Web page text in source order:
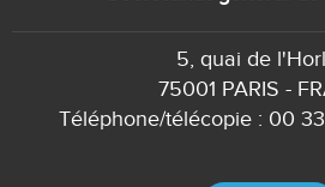
5, quai de
75001 PARIS -
Téléphone/télécopie : 00